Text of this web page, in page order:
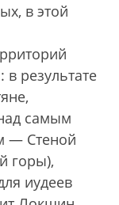
в этой
результате
самым
— Стеной
горы),
иудеев